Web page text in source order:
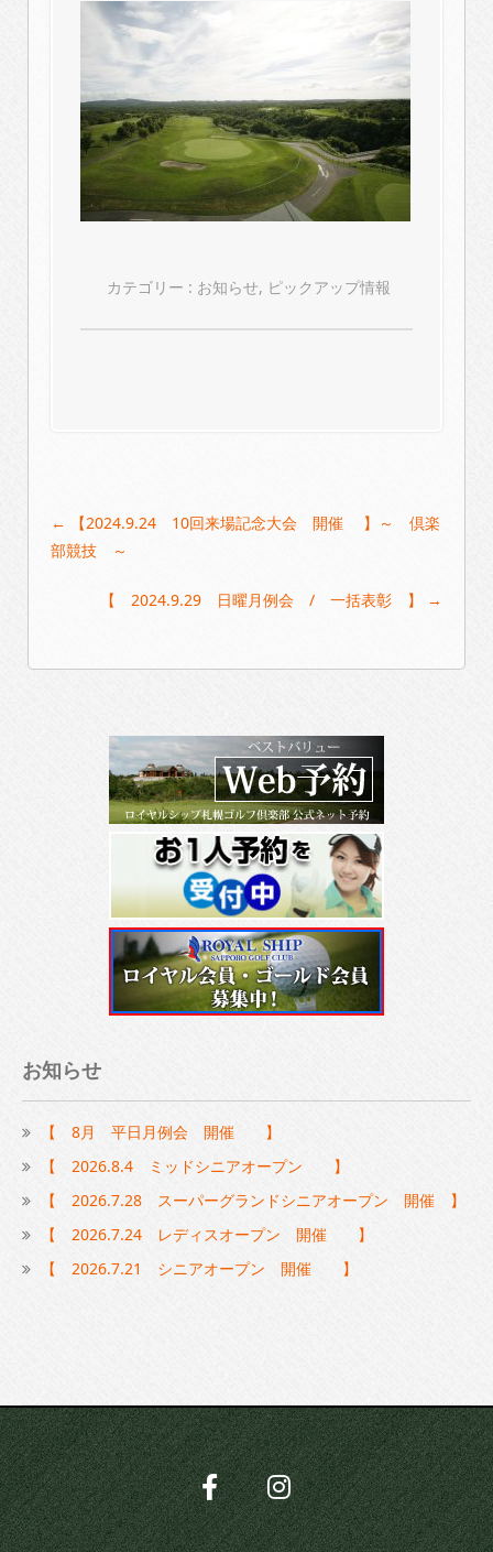
カテゴリー : お知らせ, ピックアップ情報
Post
navigation
←
【2024.9.24 10回来場記念大会 開催 】～ 倶楽
部競技 ～
【 2024.9.29 日曜月例会 / 一括表彰 】 →
お知らせ
【 8月 平日月例会 開催 】
【 2026.8.4 ミッドシニアオープン 】
【 2026.7.28 スーパーグランドシニアオープン 開催 】
【 2026.7.24 レディスオープン 開催 】
【 2026.7.21 シニアオープン 開催 】